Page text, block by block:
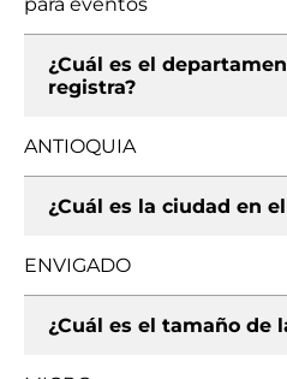
¿Cuál es el
registra?
ANTIOQUIA
¿Cuál es la ciudad en
ENVIGADO
¿Cuál es el tamaño de